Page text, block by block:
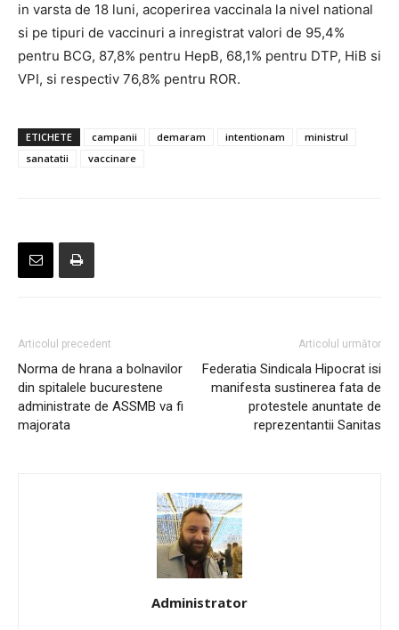
in varsta de 18 luni, acoperirea vaccinala la nivel national
si pe tipuri de vaccinuri a inregistrat valori de 95,4%
pentru BCG, 87,8% pentru HepB, 68,1% pentru DTP, HiB si
VPI, si respectiv 76,8% pentru ROR.
ETICHETE campanii demaram intentionam
ministrul
sanatatii
vaccinare
Articolul precedent
Norma de hrana a bolnavilor
din spitalele bucurestene
administrate de ASSMB va fi
majorata
Articolul următor
Federatia Sindicala Hipocrat isi
manifesta sustinerea fata de
protestele anuntate de
reprezentantii Sanitas
Administrator